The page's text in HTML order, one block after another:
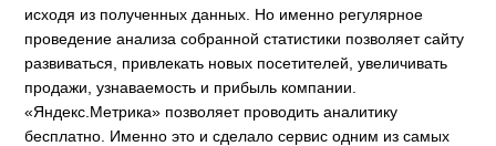
исходя из полученных данных. Но именно регулярное
проведение анализа собранной статистики позволяет сайту
развиваться, привлекать новых посетителей, увеличивать
продажи, узнаваемость и прибыль компании.
«Яндекс.Метрика» позволяет проводить аналитику
бесплатно. Именно это и сделало сервис одним из самых